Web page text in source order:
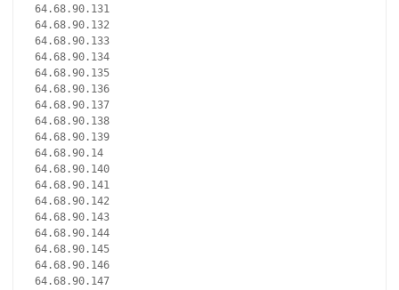
64.68.90.131
64.68.90.132
64.68.90.133
64.68.90.134
64.68.90.135
64.68.90.136
64.68.90.137
64.68.90.138
64.68.90.139
64.68.90.14
64.68.90.140
64.68.90.141
64.68.90.142
64.68.90.143
64.68.90.144
64.68.90.145
64.68.90.146
64.68.90.147